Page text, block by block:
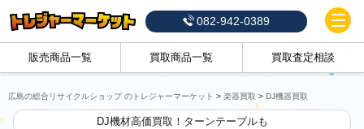
082-942-0389
販売商品一覧 買取商品一覧 買取査定相談
広島の総合リサイクルショップ のトレジャーマーケット > 楽器買取 > DJ機器買取
DJ機材高価買取！ターンテーブルも